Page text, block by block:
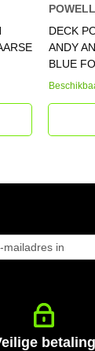
DECK
ANDY
BLUE
betaling